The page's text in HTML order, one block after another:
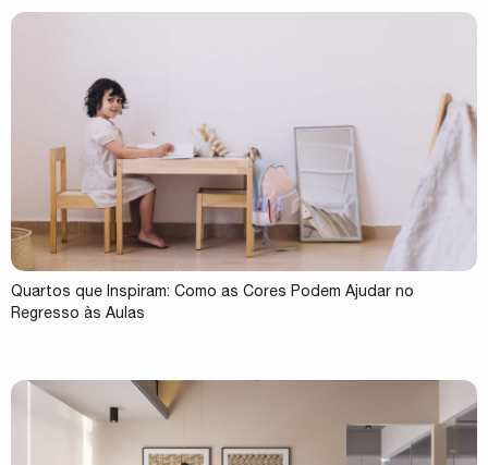
Quartos que Inspiram: Como as Cores Podem Ajudar no
Regresso às Aulas